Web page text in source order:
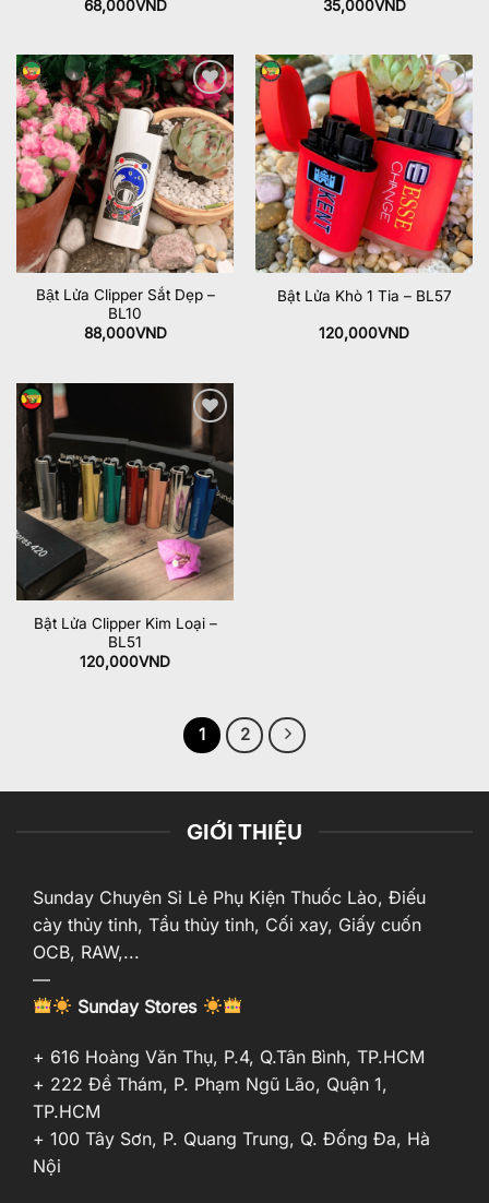
68,000VND 35,000VND
Add to
wishlist
Bật Lửa Clipper Sắt Dẹp –
BL10
88,000VND
Add to
wishlist
Bật Lửa Khò 1 Tia – BL57
120,000VND
Add to
wishlist
Bật Lửa Clipper Kim Loại –
BL51
120,000VND
1 2
GIỚI THIỆU
Sunday Chuyên Sỉ Lẻ Phụ Kiện Thuốc Lào, Điếu
cày thủy tinh, Tẩu thủy tinh, Cối xay, Giấy cuốn
OCB, RAW,...
—
Sunday Stores
+ 616 Hoàng Văn Thụ, P.4, Q.Tân Bình, TP.HCM
+ 222 Đề Thám, P. Phạm Ngũ Lão, Quận 1,
TP.HCM
+ 100 Tây Sơn, P. Quang Trung, Q. Đống Đa, Hà
Nội